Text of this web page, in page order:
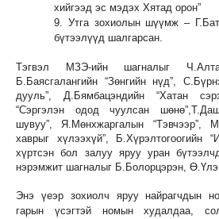
хийгээд эс мэдэх Хятад орон”
9. Утга зохиолын шүүмж –
бүтээлүүд шалгарсан.
Тэгвэл МЗЭ-ийн шагналыг
Б.Баясгалангийн “Зөнгийн нүд”,
дууль”, Д.Бямбацэндийн “Хатан
“Сэргэлэн одод чуулсан
шувуу”, Я.Мөнхжаргалын “Тэвчээр”,
хаврыг хүлээхүй”, Б.Хүрэлтогоогийн
хүртсэн бол залуу яруу уран
нэрэмжит шагналыг Б.Болорцэрэн,
Энэ үеэр зохиолч яруу найрагчдын
гарын үсэгтэй номын худалдаа,